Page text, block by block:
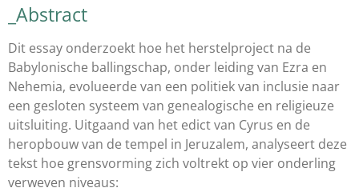
_Abstract
Dit essay onderzoekt hoe het herstelproject na de
Babylonische ballingschap, onder leiding van Ezra en
Nehemia, evolueerde van een politiek van inclusie naar
een gesloten systeem van genealogische en religieuze
uitsluiting. Uitgaand van het edict van Cyrus en de
heropbouw van de tempel in Jeruzalem, analyseert deze
tekst hoe grensvorming zich voltrekt op vier onderling
verweven niveaus: